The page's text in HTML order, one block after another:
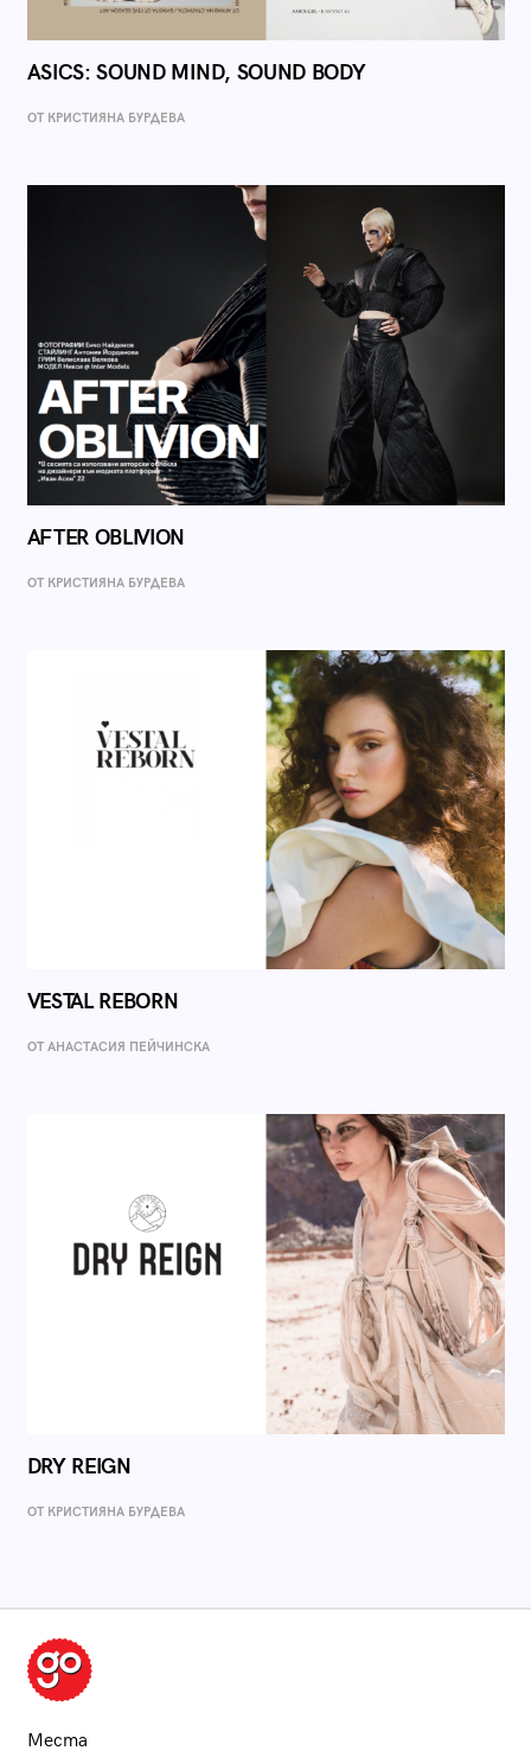
ASICS: SOUND MIND, SOUND BODY
ОТ КРИСТИЯНА БУРДЕВА
AFTER OBLIVION
ОТ КРИСТИЯНА БУРДЕВА
VESTAL REBORN
ОТ AНАСТАСИЯ ПЕЙЧИНСКА
DRY REIGN
ОТ КРИСТИЯНА БУРДЕВА
Места